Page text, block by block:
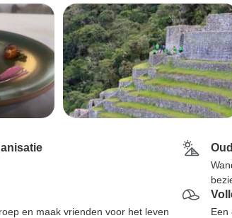
en maak vrienden voor het leven
Een